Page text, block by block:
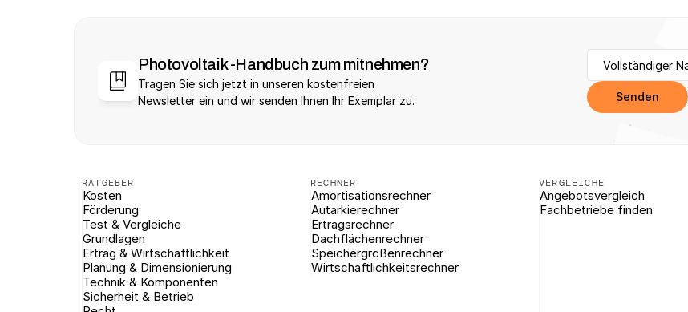
Photovoltaik -Handbuch zum mitnehmen?
Tragen Sie sich jetzt in unseren kostenfreien
Newsletter ein und wir senden Ihnen Ihr Exemplar zu.
Senden
RATGEBER
Kosten
Förderung
Test & Vergleiche
Grundlagen
Ertrag & Wirtschaftlichkeit
Planung & Dimensionierung
Technik & Komponenten
Sicherheit & Betrieb
RECHNER
Amortisationsrechner
Autarkierechner
Ertragsrechner
Dachflächenrechner
Speichergrößenrechner
Wirtschaftlichkeitsrechner
VERGLEICHE
Angebotsvergleich
Fachbetriebe finden